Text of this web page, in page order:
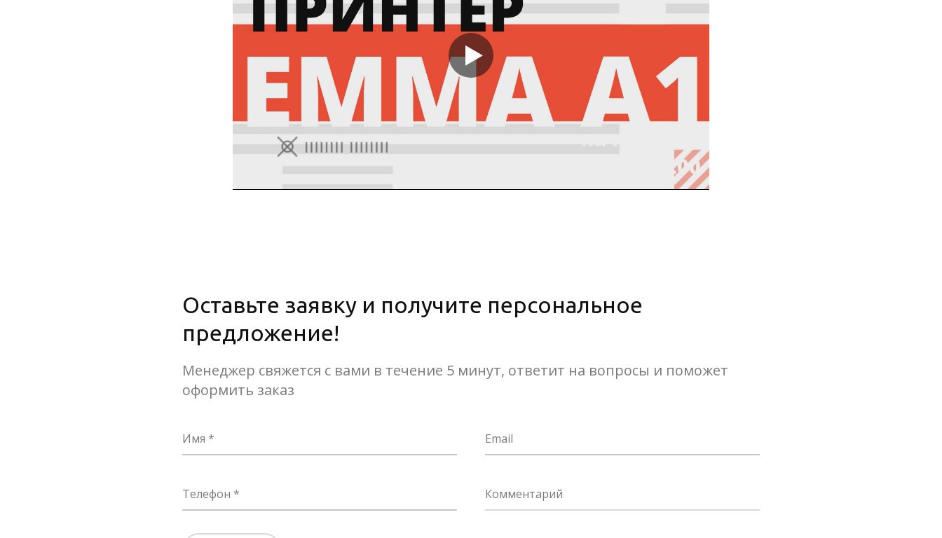
Оставьте заявку и получите персональное
предложение!
Менеджер свяжется с вами в течение 5 минут, ответит на вопросы и поможет
оформить заказ
Имя Email
Телефон Комментарий